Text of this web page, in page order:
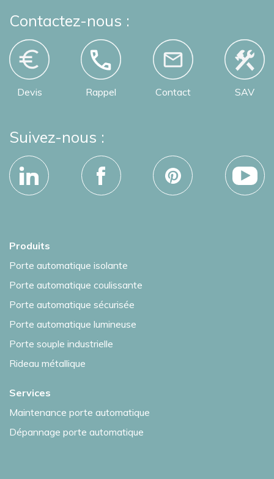
Contactez-nous :
Devis Rappel Contact SAV
Suivez-nous :
Produits
Porte automatique isolante
Porte automatique coulissante
Porte automatique sécurisée
Porte automatique lumineuse
Porte souple industrielle
Rideau métallique
Services
Maintenance porte automatique
Dépannage porte automatique